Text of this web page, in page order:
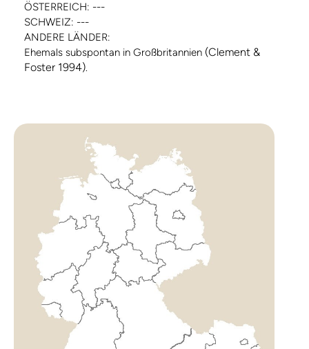
ÖSTERREICH: ---
SCHWEIZ: ---
ANDERE LÄNDER:
Ehemals subspontan in Großbritannien (Clement &
Foster 1994).